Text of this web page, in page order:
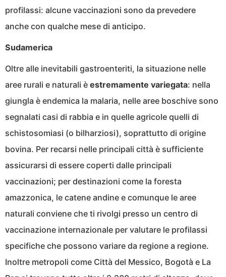
profilassi: alcune vaccinazioni sono da prevedere
anche con qualche mese di anticipo.
Sudamerica
Oltre alle inevitabili gastroenteriti, la situazione nelle
aree rurali e naturali è estremamente variegata: nella
giungla è endemica la malaria, nelle aree boschive sono
segnalati casi di rabbia e in quelle agricole quelli di
schistosomiasi (o bilharziosi), soprattutto di origine
bovina. Per recarsi nelle principali città è sufficiente
assicurarsi di essere coperti dalle principali
vaccinazioni; per destinazioni come la foresta
amazzonica, le catene andine e comunque le aree
naturali conviene che ti rivolgi presso un centro di
vaccinazione internazionale per valutare le profilassi
specifiche che possono variare da regione a regione.
Inoltre metropoli come Città del Messico, Bogotà e La